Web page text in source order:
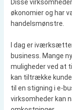
Disse
økonomier og har
handelsmønstre.
I dag er
business. Mange
muligheder ved at
kan tiltrække
til en stigning i e-
virksomheder kan